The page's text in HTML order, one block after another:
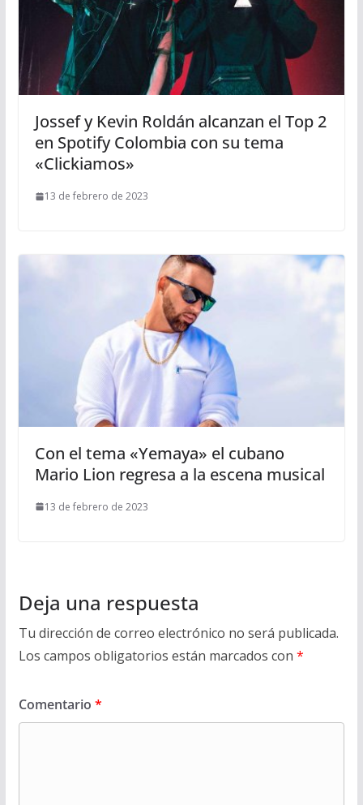
Jossef y Kevin Roldán alcanzan el Top 2
en Spotify Colombia con su tema
«Clickiamos»
13 de febrero de 2023
Con el tema «Yemaya» el cubano
Mario Lion regresa a la escena musical
13 de febrero de 2023
Deja una respuesta
Tu dirección de correo electrónico no será publicada.
Los campos obligatorios están marcados con *
Comentario *